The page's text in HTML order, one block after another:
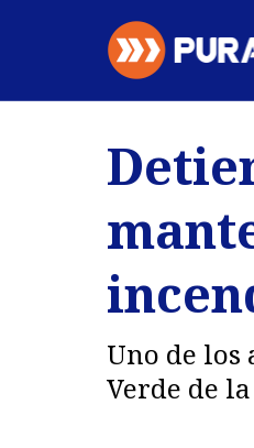
Regiones
Deportes
Uno de
Verde de